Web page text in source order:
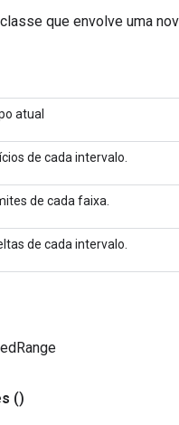
que envolve uma
atual
de cada intervalo.
de cada faixa.
de cada intervalo.
()